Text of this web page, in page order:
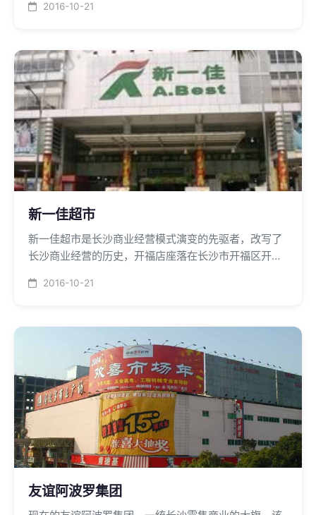
式采用风机盘管加风管送风方式。
2016-10-21
新一佳超市
新一佳超市是长沙商业经营模式演变的先驱者，改写了
长沙商业经营的历史，开福店座落在长沙市开福区开福
100*106Kcal制冷主机和一台40万大卡的采暖用电热锅
2016-10-21
友谊阿波罗集团